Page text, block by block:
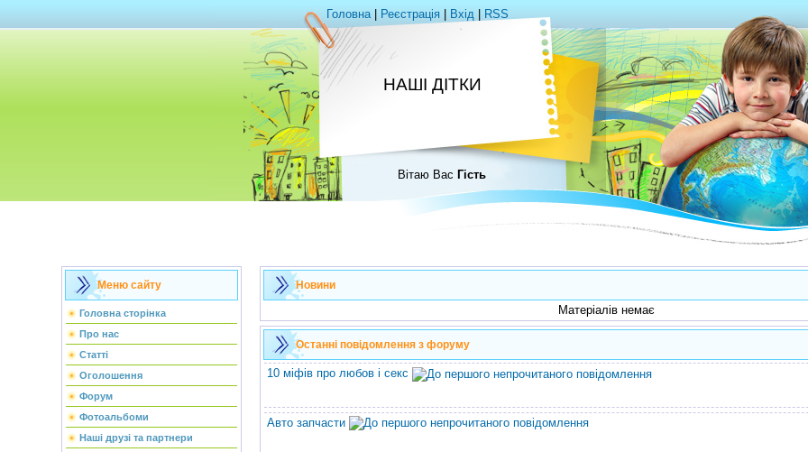
Головна| Реєстрація Вхід RSS
НАШІ ДІТКИ
Вітаю Вас Гість
Меню сайту
Головна сторінка
Про нас
Статті
Оголошення
Форум
Фотоальбоми
Наші друзі та партнери
Новини
Матеріалів немає
Останні повідомлення з форуму
10 міфів про любов і секс
Авто запчасти